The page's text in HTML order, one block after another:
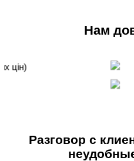
Нам
Разговор с